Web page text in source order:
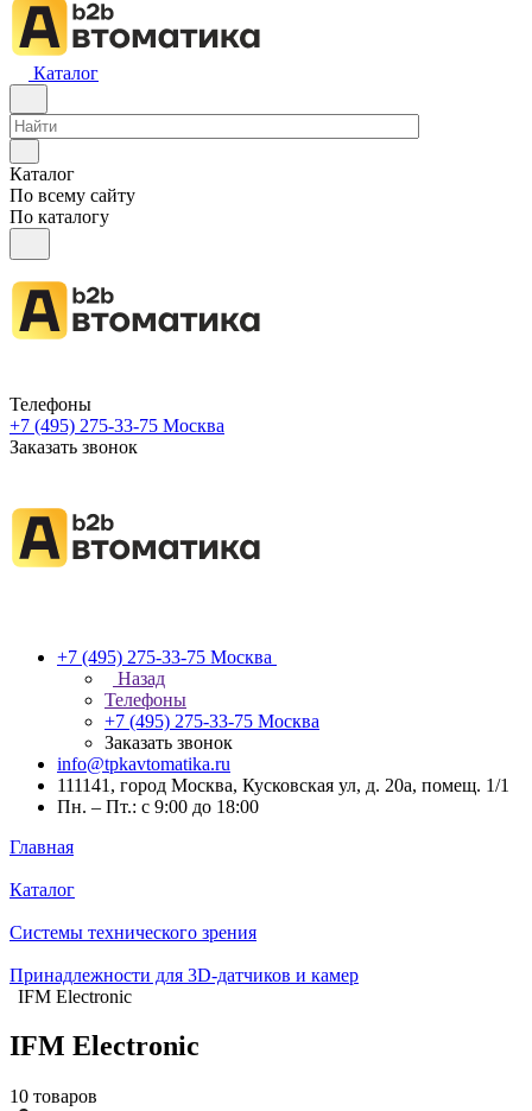
Каталог
Каталог
По всему сайту
По каталогу
Телефоны
+7 (495) 275-33-75 Москва
Заказать звонок
+7 (495) 275-33-75 Москва
Назад
Телефоны
+7 (495) 275-33-75 Москва
Заказать звонок
info@tpkavtomatika.ru
111141, город Москва, Кусковская ул, д. 20а, помещ. 1/1
Пн. – Пт.: с 9:00 до 18:00
Главная
Каталог
Системы технического зрения
Принадлежности для 3D-датчиков и камер
IFM Electronic
IFM Electronic
10 товаров